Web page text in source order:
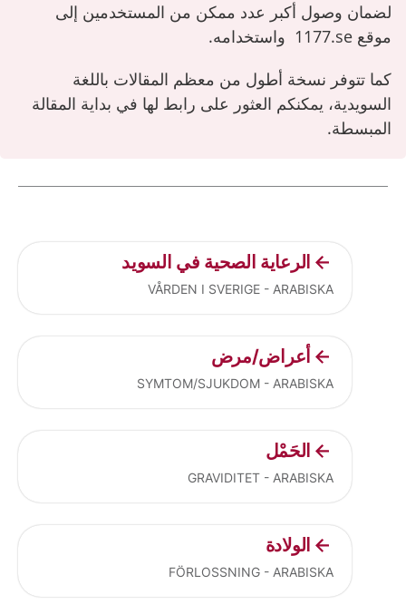
لضمان وصول أكبر عدد ممكن من المستخدمين إلى
موقع ‎1177.se‎ واستخدامه.
كما تتوفر نسخة أطول من معظم المقالات باللغة
السويدية، يمكنكم العثور على رابط لها في بداية المقالة
المبسطة.
Current articlesالرعاية الصحية في السويد
VÅRDEN I SVERIGE - ARABISKA
أعراض/مرض
SYMTOM/SJUKDOM - ARABISKA
الحَمْل
GRAVIDITET - ARABISKA
الولادة
FÖRLOSSNING - ARABISKA